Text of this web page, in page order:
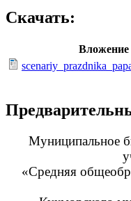
Скачать:
Вложение
Муниципальное
«Средняя